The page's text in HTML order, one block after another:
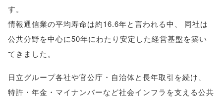
す。
情報通信業の平均寿命は約16.6年と言われる中
同社は
公共分野を中心に50年にわたり安定した経営基盤を築い
てきました 。
日立グループ各社や官公庁・自治体と長年取引を続け
特許・年金・マイナンバーなど社会インフラを支える公共